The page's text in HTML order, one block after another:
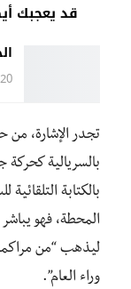
قد يعجبك
20 يونيو 2020
تجدر الإشارة، من
بالسريالية
بالكتابة
المحطة، فهو يباشر
ليذهب “من
وراء العام”.